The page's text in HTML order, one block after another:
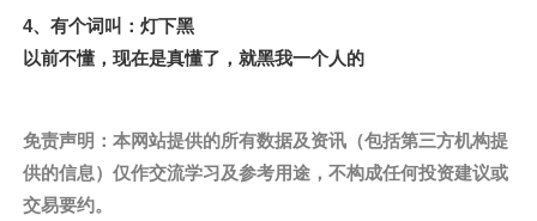
4、有个词叫：灯下黑
以前不懂，现在是真懂了，就黑我一个人的
免责声明：本网站提供的所有数据及资讯（包括第三方机构提
供的信息）仅作交流学习及参考用途，不构成任何投资建议或
交易要约‌。